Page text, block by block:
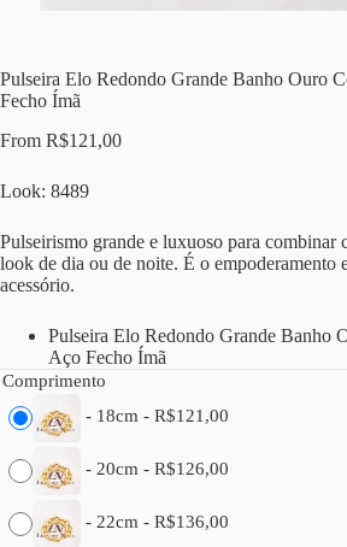
Pulseira Elo Redondo Grande Banho Ouro
Fecho Ímã
From R$121,00
Look: 8489
Pulseirismo grande e luxuoso para combinar
look de dia ou de noite. É o empoderamento
acessório.
Pulseira Elo Redondo Grande Banho
Aço Fecho Ímã
Comprimento
- 18cm - R$121,00
- 20cm - R$126,00
- 22cm - R$136,00